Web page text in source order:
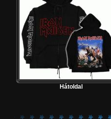
Hátoldal